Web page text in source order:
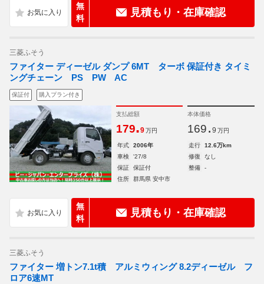
無
料
見積もり・在庫確認
三菱ふそう
ファイター ディーゼル ダンプ 6MT ターボ 保証付き タイミ
ングチェーン PS PW AC
保証付 購入プラン付き
支払総額
179.9 万円
本体価格
169. 9 万円
年式 2006年 走行
12.6万km
車検
'27/8 修復
なし
保証
保証付 整備
-
住所
群馬県 安中市
無
料
見積もり・在庫確認
三菱ふそう
ファイター 増トン7.1t積 アルミウィング 8.2ディーゼル フ
ロア6速MT